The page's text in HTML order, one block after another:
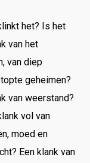
het? Is het
van het
van diep
geheimen?
van weerstand?
vol van
moed en
Een klank van